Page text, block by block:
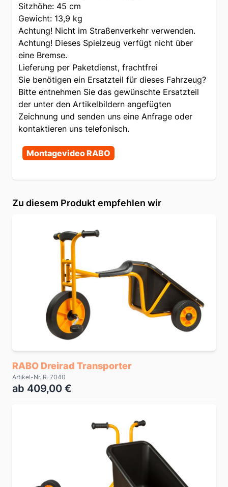
Sitzhöhe: 45 cm
Gewicht: 13,9 kg
Achtung! Nicht im Straßenverkehr verwenden.
Achtung! Dieses Spielzeug verfügt nicht über
eine Bremse.
Lieferung per Paketdienst, frachtfrei
Sie benötigen ein Ersatzteil für dieses Fahrzeug?
Bitte entnehmen Sie das gewünschte Ersatzteil
der unter den Artikelbildern angefügten
Zeichnung und senden uns eine Anfrage oder
kontaktieren uns telefonisch.
Montagevideo RABO
Zu diesem Produkt empfehlen wir
RABO Dreirad Transporter
Artikel-Nr. R-7040
ab 409,00 €